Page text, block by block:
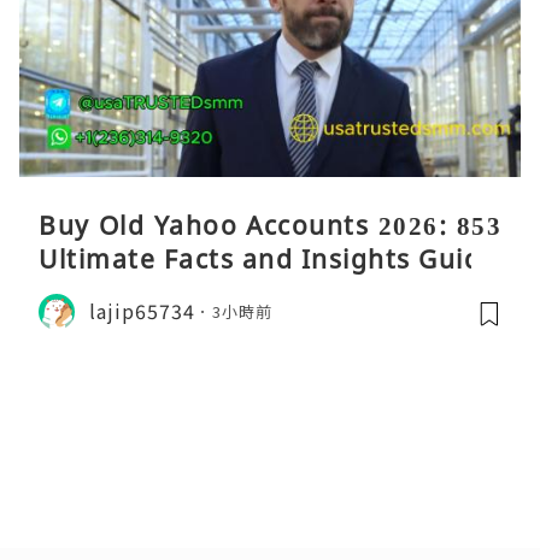
Buy Old Yahoo Accounts 2026: 853
Ultimate Facts and Insights Guide
lajip65734 3小時前